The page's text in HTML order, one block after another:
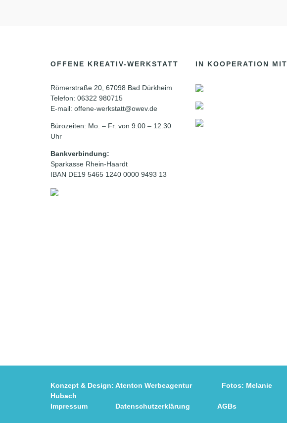
OFFENE KREATIV-WERKSTATT
Römerstraße 20, 67098 Bad Dürkheim
Telefon: 06322 980715
E-mail: offene-werkstatt@owev.de
Bürozeiten: Mo. – Fr. von 9.00 – 12.30
Uhr
Bankverbindung:
Sparkasse Rhein-Haardt
IBAN DE19 5465 1240 0000 9493 13
IN KOOPERATION MIT
Konzept & Design: Atenton WerbeagenturFotos: Melanie
Hubach
Impressum
Datenschutzerklärung AGBs